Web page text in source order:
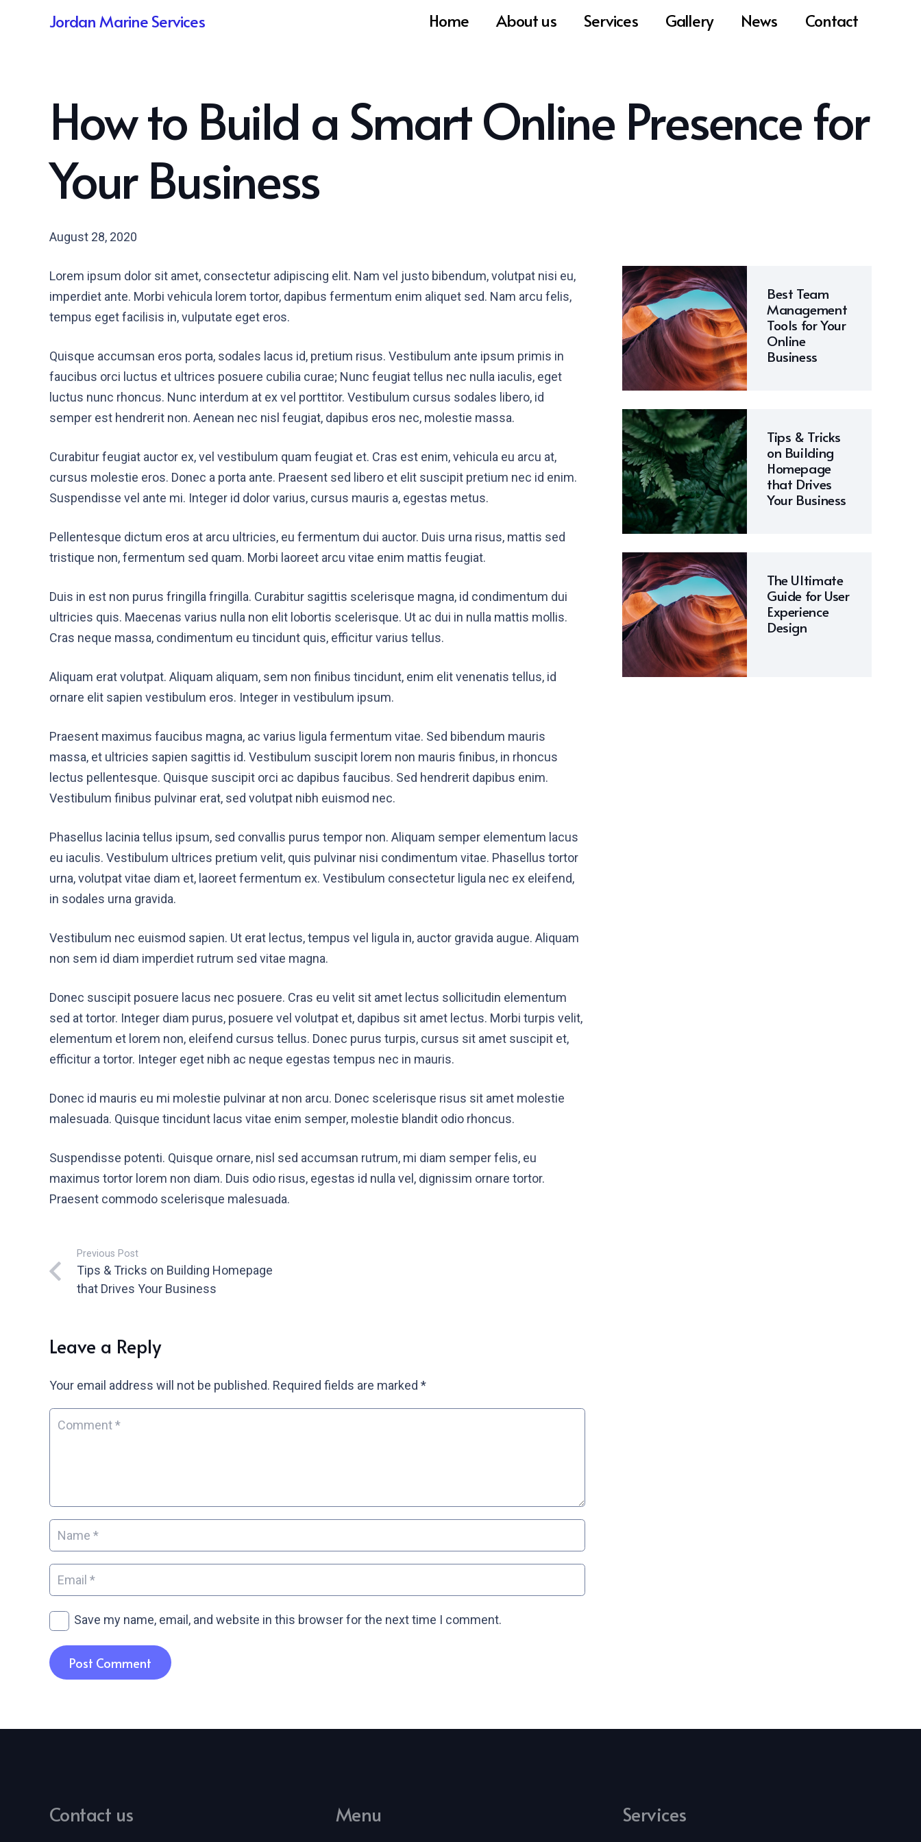
Jordan Marine Services Home About us Services Gallery News Contact
How to Build a Smart Online Presence for
Your Business
August 28, 2020
Lorem ipsum dolor sit amet, consectetur adipiscing elit. Nam vel justo bibendum, volutpat nisi eu,
imperdiet ante. Morbi vehicula lorem tortor, dapibus fermentum enim aliquet sed. Nam arcu felis,
tempus eget facilisis in, vulputate eget eros.
Quisque accumsan eros porta, sodales lacus id, pretium risus. Vestibulum ante ipsum primis in
faucibus orci luctus et ultrices posuere cubilia curae; Nunc feugiat tellus nec nulla iaculis, eget
luctus nunc rhoncus. Nunc interdum at ex vel porttitor. Vestibulum cursus sodales libero, id
semper est hendrerit non. Aenean nec nisl feugiat, dapibus eros nec, molestie massa.
Curabitur feugiat auctor ex, vel vestibulum quam feugiat et. Cras est enim, vehicula eu arcu at,
cursus molestie eros. Donec a porta ante. Praesent sed libero et elit suscipit pretium nec id enim.
Suspendisse vel ante mi. Integer id dolor varius, cursus mauris a, egestas metus.
Pellentesque dictum eros at arcu ultricies, eu fermentum dui auctor. Duis urna risus, mattis sed
tristique non, fermentum sed quam. Morbi laoreet arcu vitae enim mattis feugiat.
Duis in est non purus fringilla fringilla. Curabitur sagittis scelerisque magna, id condimentum dui
ultricies quis. Maecenas varius nulla non elit lobortis scelerisque. Ut ac dui in nulla mattis mollis.
Cras neque massa, condimentum eu tincidunt quis, efficitur varius tellus.
Aliquam erat volutpat. Aliquam aliquam, sem non finibus tincidunt, enim elit venenatis tellus, id
ornare elit sapien vestibulum eros. Integer in vestibulum ipsum.
Praesent maximus faucibus magna, ac varius ligula fermentum vitae. Sed bibendum mauris
massa, et ultricies sapien sagittis id. Vestibulum suscipit lorem non mauris finibus, in rhoncus
lectus pellentesque. Quisque suscipit orci ac dapibus faucibus. Sed hendrerit dapibus enim.
Vestibulum finibus pulvinar erat, sed volutpat nibh euismod nec.
Phasellus lacinia tellus ipsum, sed convallis purus tempor non. Aliquam semper elementum lacus
eu iaculis. Vestibulum ultrices pretium velit, quis pulvinar nisi condimentum vitae. Phasellus tortor
urna, volutpat vitae diam et, laoreet fermentum ex. Vestibulum consectetur ligula nec ex eleifend,
in sodales urna gravida.
Vestibulum nec euismod sapien. Ut erat lectus, tempus vel ligula in, auctor gravida augue. Aliquam
non sem id diam imperdiet rutrum sed vitae magna.
Donec suscipit posuere lacus nec posuere. Cras eu velit sit amet lectus sollicitudin elementum
sed at tortor. Integer diam purus, posuere vel volutpat et, dapibus sit amet lectus. Morbi turpis velit,
elementum et lorem non, eleifend cursus tellus. Donec purus turpis, cursus sit amet suscipit et,
efficitur a tortor. Integer eget nibh ac neque egestas tempus nec in mauris.
Donec id mauris eu mi molestie pulvinar at non arcu. Donec scelerisque risus sit amet molestie
malesuada. Quisque tincidunt lacus vitae enim semper, molestie blandit odio rhoncus.
Suspendisse potenti. Quisque ornare, nisl sed accumsan rutrum, mi diam semper felis, eu
maximus tortor lorem non diam. Duis odio risus, egestas id nulla vel, dignissim ornare tortor.
Praesent commodo scelerisque malesuada.
Previous Post
Tips & Tricks on Building Homepage
that Drives Your Business
Leave a Reply
Your email address will not be published. Required fields are marked *
Save my name, email, and website in this browser for the next time I comment.
Post Comment
Best Team
Management
Tools for Your
Online
Business
Tips & Tricks
on Building
Homepage
that Drives
Your Business
The Ultimate
Guide for User
Experience
Design
Contact us Menu Services